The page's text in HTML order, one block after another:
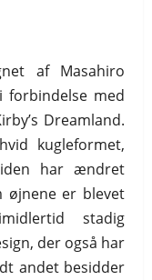
af Masahiro
forbindelse med
Dreamland.
kugleformet,
har ændret
øjnene er blevet
stadig
der også har
andet besidder